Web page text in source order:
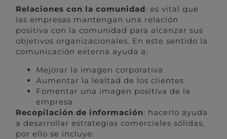
Relaciones con la comunidad: es vital que
las empresas mantengan una relación
positiva con la comunidad para alcanzar sus
objetivos organizacionales. En este sentido la
comunicación externa ayuda a:
Mejorar la imagen corporativa
Aumentar la lealtad de los clientes
Fomentar una imagen positiva de la
empresa
Recopilación de información: hacerlo ayuda
a desarrollar estrategias comerciales sólidas,
por ello se incluye: